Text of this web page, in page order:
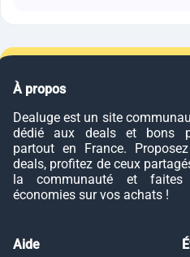
À propos
Dealuge est un site
dédié aux deals et bons
partout en France.
deals, profitez de ceux
la communauté et faites
économies sur vos achats !
Aide